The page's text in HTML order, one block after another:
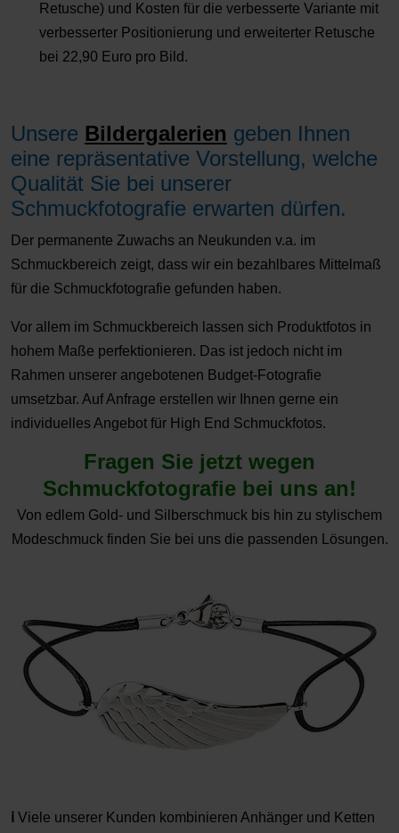
Retusche) und Kosten für die verbesserte Variante mit
verbesserter Positionierung und erweiterter Retusche
bei 22,90 Euro pro Bild.
Unsere Bildergalerien geben Ihnen
eine repräsentative Vorstellung, welche
Qualität Sie bei unserer
Schmuckfotografie erwarten dürfen.
Der permanente Zuwachs an Neukunden v.a. im
Schmuckbereich zeigt, dass wir ein bezahlbares Mittelmaß
für die Schmuckfotografie gefunden haben.
Vor allem im Schmuckbereich lassen sich Produktfotos in
hohem Maße perfektionieren. Das ist jedoch nicht im
Rahmen unserer angebotenen Budget-Fotografie
umsetzbar. Auf Anfrage erstellen wir Ihnen gerne ein
individuelles Angebot für High End Schmuckfotos.
Fragen Sie jetzt wegen
Schmuckfotografie bei uns an!
Von edlem Gold- und Silberschmuck bis hin zu stylischem
Modeschmuck finden Sie bei uns die passenden Lösungen.
Viele unserer Kunden kombinieren Anhänger und Ketten